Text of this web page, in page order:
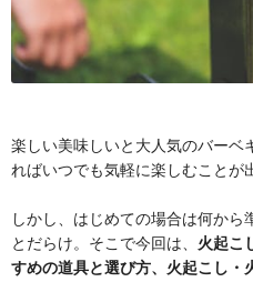
楽しい美味しいと大人気のバーベ
ればいつでも気軽に楽しむことが
しかし、はじめての場合は何から
とだらけ。そこで今回は、 火起こ
すめの道具と選び方、火起こし・